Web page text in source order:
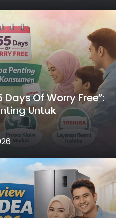
Of Worry Free”:
Untuk